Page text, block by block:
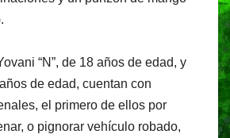
“N”, de 18 años de edad, y
de edad, cuentan con
el primero de ellos por
o pignorar vehículo robado,